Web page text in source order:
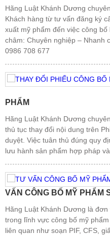
Hãng Luật Khánh Dương
Khách hàng từ tư vấn đăng ký
xuất mỹ phẩm đến việc công
châm: Chuyên nghiệp – Nhanh
0986 708 677
PHẨM
Hãng Luật Khánh Dương
thủ tục thay đổi nội dung trên
duyệt. Việc tuân thủ đúng quy
lưu hành sản phẩm hợp pháp
VẤN CÔNG BỐ MỸ PHẨM
Hãng Luật Khánh Dương là
trong lĩnh vực công bố mỹ
liên quan như soạn PIF, CFS,